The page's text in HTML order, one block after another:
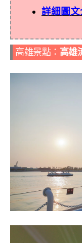
詳細圖文
高雄景點： 高雄